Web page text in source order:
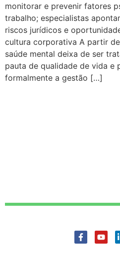
monitorar e prevenir fatores
trabalho; especialistas
riscos jurídicos e
cultura corporativa A partir
saúde mental deixa de ser
pauta de qualidade de vida e
formalmente a gestão […]